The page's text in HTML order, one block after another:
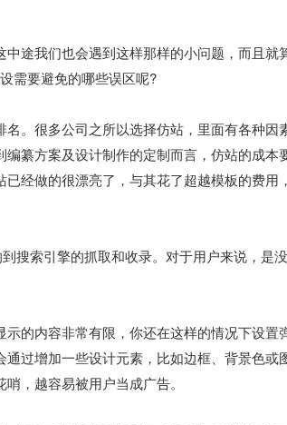
途我们也会遇到这样那样的小问题，而且就
需要避免的哪些误区呢?
。很多公司之所以选择仿站，里面有各种因
纂方案及设计制作的定制而言，仿站的成本
经做的很漂亮了，与其花了超越模板的费用
搜索引擎的抓取和收录。对于用户来说，是
的内容非常有限，你还在这样的情况下设置
过增加一些设计元素，比如边框、背景色或
，越容易被用户当成广告。